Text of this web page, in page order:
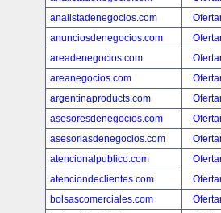
analistadenegocios.com
anunciosdenegocios.com
areadenegocios.com
areanegocios.com
argentinaproducts.com
asesoresdenegocios.com
asesoriasdenegocios.com
atencionalpublico.com
atenciondeclientes.com
bolsascomerciales.com